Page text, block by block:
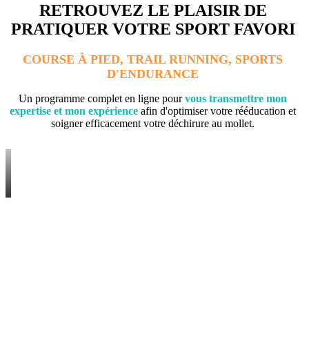
RETROUVEZ LE PLAISIR DE
PRATIQUER VOTRE SPORT FAVORI
COURSE À PIED, TRAIL RUNNING, SPORTS
D'ENDURANCE
Un programme complet en ligne pourvous transmettre mon
expertise et mon expérience afin d'optimiser votre rééducation et
soigner efficacement votre déchirure au mollet.